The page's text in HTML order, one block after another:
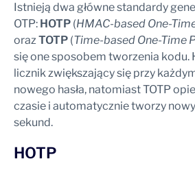
Istnieją dwa główne standardy
OTP: HOTP (HMAC-based One-
orazTOTP (Time-based One-Time
się one sposobem tworzenia kodu.
licznik zwiększający się przy
nowego hasła, natomiast TOTP
czasie i automatycznie tworzy
sekund.
HOTP